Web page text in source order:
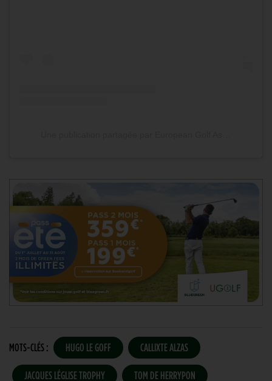
MOTS-CLÉS : HUGO LE GOFF CALLIXTE ALZAS
JACQUES LÉGLISE TROPHY TOM DE HERRYPON